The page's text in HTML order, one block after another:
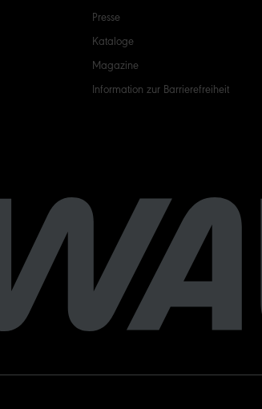
Presse
Kataloge
Magazine
Information zur Barrierefreiheit